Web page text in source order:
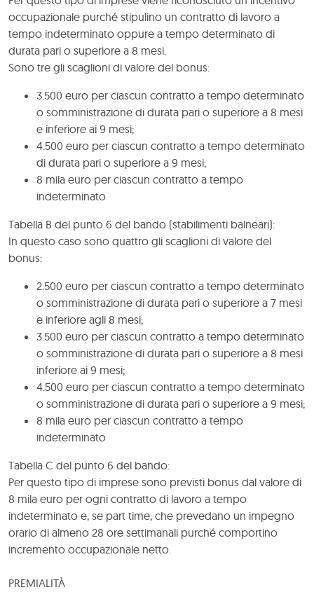
occupazionale purché stipulino un contratto di lavoro a
tempo indeterminato oppure a tempo determinato di
durata pari o superiore a 8 mesi.
Sono tre gli scaglioni di valore del bonus:
3.500 euro per ciascun contratto a tempo determinato
o somministrazione di durata pari o superiore a 8 mesi
e inferiore ai 9 mesi;
4.500 euro per ciascun contratto a tempo determinato
di durata pari o superiore a 9 mesi;
8 mila euro per ciascun contratto a tempo
indeterminato
Tabella B del punto 6 del bando (stabilimenti balneari):
In questo caso sono quattro gli scaglioni di valore del
bonus:
2.500 euro per ciascun contratto a tempo determinato
o somministrazione di durata pari o superiore a 7 mesi
e inferiore agli 8 mesi;
3.500 euro per ciascun contratto a tempo determinato
o somministrazione di durata pari o superiore a 8 mesi
inferiore ai 9 mesi;
4.500 euro per ciascun contratto a tempo determinato
o somministrazione di durata pari o superiore a 9 mesi;
8 mila euro per ciascun contratto a tempo
indeterminato
Tabella C del punto 6 del bando:
Per questo tipo di imprese sono previsti bonus dal valore di
8 mila euro per ogni contratto di lavoro a tempo
indeterminato e, se part time, che prevedano un impegno
orario di almeno 28 ore settimanali purché comportino
incremento occupazionale netto.
PREMIALITÀ